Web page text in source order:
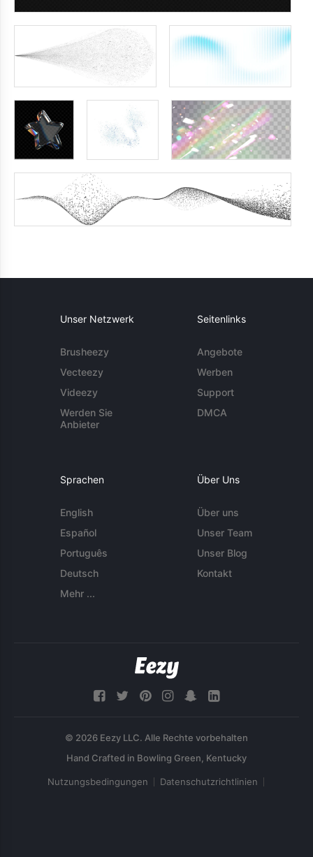
Unser Netzwerk
Brusheezy
Vecteezy
Videezy
Werden Sie
Anbieter
Seitenlinks
Angebote
Werben
Support
DMCA
Sprachen
English
Español
Português
Deutsch
Mehr ...
Über Uns
Über uns
Unser Team
Unser Blog
Kontakt
© 2026 Eezy LLC. Alle Rechte vorbehalten
Nutzungsbedingungen Datenschutzrichtlinien